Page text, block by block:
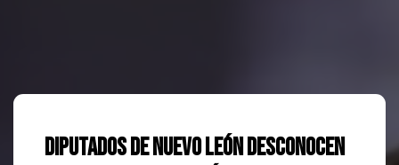
Diputados de Nuevo León desconocen